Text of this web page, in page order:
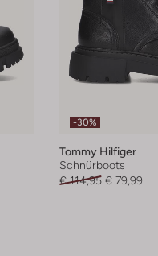
-30%
Tommy Hilfiger
Schnürboots
€ 114,95 € 79,99